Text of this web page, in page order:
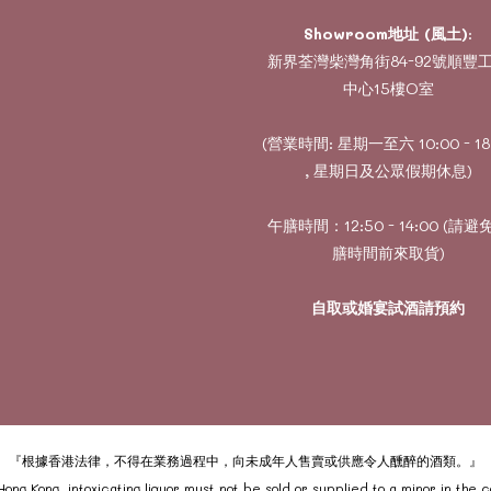
Showroom地址 (風土):
新界荃灣柴灣角街84-92號順豐
中心15樓O室
(營業時間: 星期一至六 10:00 -
, 星期日及公眾假期休息)
午膳時間：12:50 - 14:00 (請避
膳時間前來取貨)
自取或婚宴試酒請預約
『根據香港法律，不得在業務過程中，向未成年人售賣或供應令人醺醉的酒類。』